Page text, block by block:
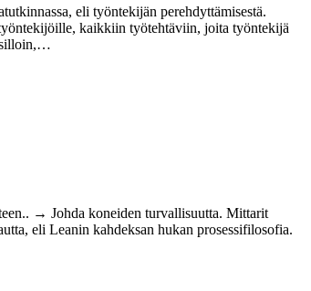
eli työntekijän perehdyttämisestä.
kaikkiin työtehtäviin, joita työntekijä
silloin,…
→ Johda koneiden turvallisuutta. Mittarit
eli Leanin kahdeksan hukan prosessifilosofia.